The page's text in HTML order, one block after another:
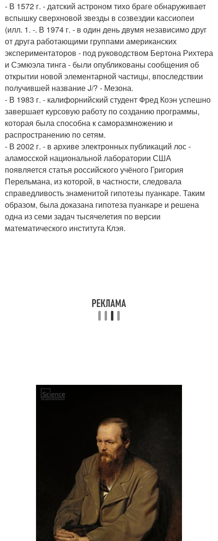
- В 1572 г. - датский астроном тихо браге обнаруживает
вспышку сверхновой звезды в созвездии кассиопеи
(илл. 1. -. В 1974 г. - в один день двумя независимо друг
от друга работающими группами американских
экспериментаторов - под руководством Бертона Рихтера
и Сэмюэла тинга - были опубликованы сообщения об
открытии новой элементарной частицы, впоследствии
получившей название J/? - Мезона.
- В 1983 г. - калифорнийский студент Фред Коэн успешно
завершает курсовую работу по созданию программы,
которая была способна к саморазмножению и
распространению по сетям.
- В 2002 г. - в архиве электронных публикаций лос -
аламосской национальной лаборатории США
появляется статья российского учёного Григория
Перельмана, из которой, в частности, следовала
справедливость знаменитой гипотезы пуанкаре. Таким
образом, была доказана гипотеза пуанкаре и решена
одна из семи задач тысячелетия по версии
математического института Клэя.